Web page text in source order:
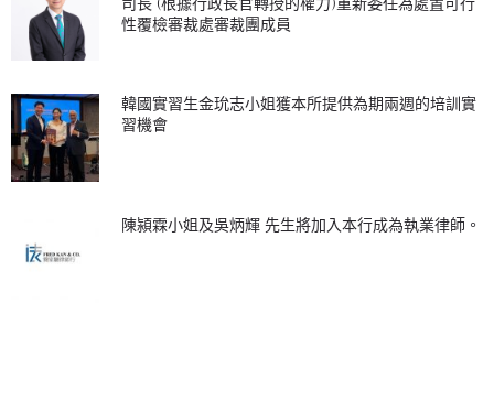
性覆檢審裁處審裁團成員
韓國實習生金玧志小姐獲本所提供為期兩週的培訓實
習機會
陳潁霖小姐及吳炳輝 先生將加入本行成為執業律師。